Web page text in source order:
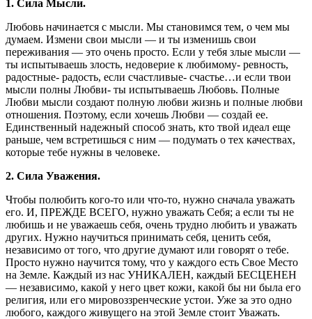
1. Сила Мысли.
Любовь начинается с мысли. Мы становимся тем, о чем мы
думаем. Измени свои мысли — и ты изменишь свои
переживания — это очень просто. Если у тебя злые мысли —
ты испытываешь злость, недоверие к любимому- ревность,
радостные- радость, если счастливые- счастье…и если твои
мысли полны Любви- ты испытываешь Любовь. Полные
Любви мысли создают полную любви жизнь и полные любви
отношения. Поэтому, если хочешь Любви — создай ее.
Единственный надежный способ знать, кто твой идеал еще
раньше, чем встретишься с ним — подумать о тех качествах,
которые тебе нужны в человеке.
2. Сила Уважения.
Чтобы полюбить кого-то или что-то, нужно сначала уважать
его. И, ПРЕЖДЕ ВСЕГО, нужно уважать Себя; а если ты не
любишь и не уважаешь себя, очень трудно любить и уважать
других. Нужно научиться принимать себя, ценить себя,
независимо от того, что другие думают или говорят о тебе.
Просто нужно научится тому, что у каждого есть Свое Место
на Земле. Каждый из нас УНИКАЛЕН, каждый БЕСЦЕНЕН
— независимо, какой у него цвет кожи, какой бы ни была его
религия, или его мировоззренческие устои. Уже за это одно
любого, каждого живущего на этой Земле стоит Уважать.